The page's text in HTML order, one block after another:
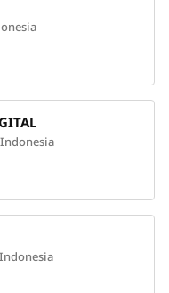
Indonesia